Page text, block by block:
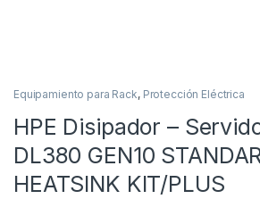
Equipamiento para Rack, Protección Eléctrica
HPE Disipador –
DL380 GEN10
HEATSINK KIT/PLUS